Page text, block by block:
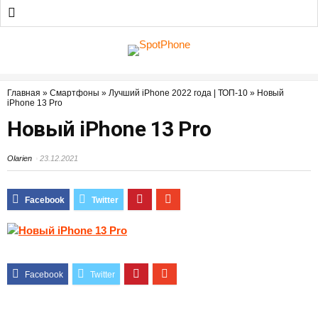
Главная » Смартфоны » Лучший iPhone 2022 года | ТОП-10 » Новый
iPhone 13 Pro
Новый iPhone 13 Pro
Olarien 23.12.2021